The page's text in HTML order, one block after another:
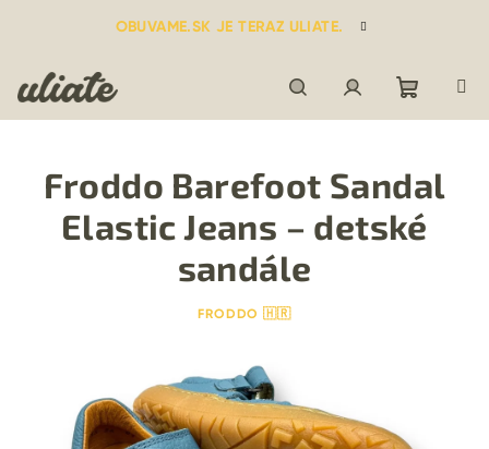
OBUVAME.SK JE TERAZ ULIATE.
HľadaťPrihlásenie
košík
Froddo Barefoot Sandal
Elastic Jeans – detské
sandále
FRODDO 🇭🇷